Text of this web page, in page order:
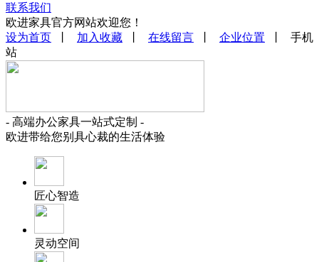
联系我们
欧进家具官方网站欢迎您！
设为首页
加入收藏 在线留言 企业位置 丨 手机
站
- 高端办公家具一站式定制 -
欧进带给您别具心裁的生活体验
匠心智造
灵动空间